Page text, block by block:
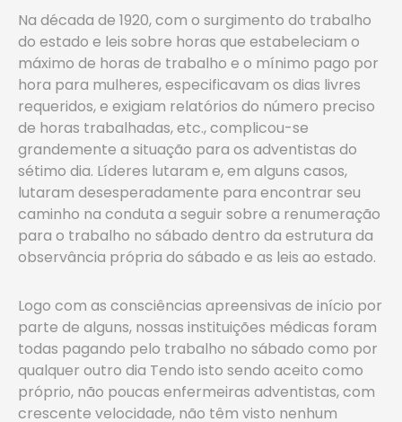
Na década de 1920, com o surgimento do trabalho
do estado e leis sobre horas que estabeleciam o
máximo de horas de trabalho e o mínimo pago por
hora para mulheres, especificavam os dias livres
requeridos, e exigiam relatórios do número preciso
de horas trabalhadas, etc., complicou-se
grandemente a situação para os adventistas do
sétimo dia. Líderes lutaram e, em alguns casos,
lutaram desesperadamente para encontrar seu
caminho na conduta a seguir sobre a renumeração
para o trabalho no sábado dentro da estrutura da
observância própria do sábado e as leis ao estado.
Logo com as consciências apreensivas de início por
parte de alguns, nossas instituições médicas foram
todas pagando pelo trabalho no sábado como por
qualquer outro dia Tendo isto sendo aceito como
próprio, não poucas enfermeiras adventistas, com
crescente velocidade, não têm visto nenhum